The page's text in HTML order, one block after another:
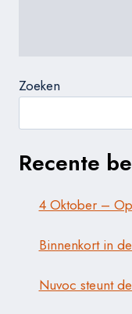
Zoeken
Recente
4 Oktober –
Binnenkort in
Nuvoc steunt